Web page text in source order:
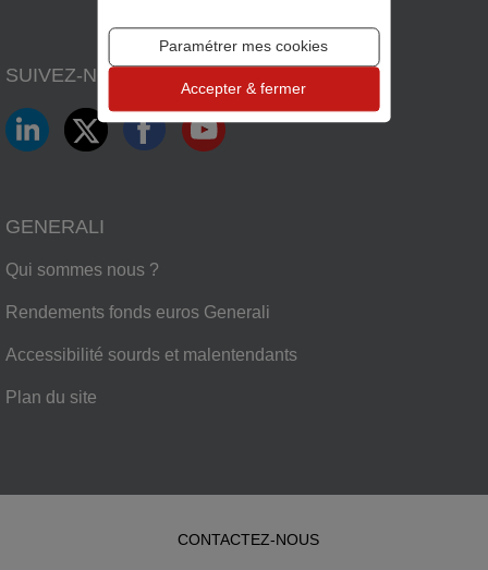
SUIVEZ-NOUS SUR
LinkedIn
TwitterFacebook
YouTube
GENERALI
Qui sommes nous ?
Rendements fonds euros Generali
Accessibilité sourds et malentendants
Plan du site
CONTACTEZ-NOUS
Paramétrer mes cookies
Accepter & fermer